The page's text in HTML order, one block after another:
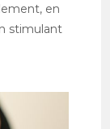
en
stimulant